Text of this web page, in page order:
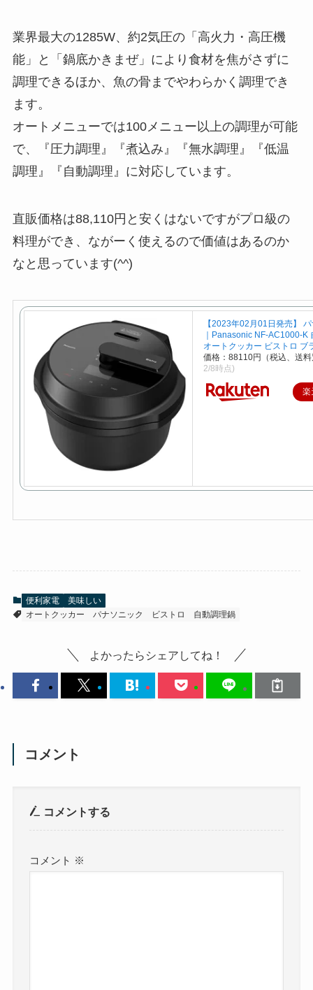
業界最大の1285W、約2気圧の「高火力・高圧機
能」と「鍋底かきまぜ」により食材を焦がさずに
調理できるほか、魚の骨までやわらかく調理でき
ます。
オートメニューでは100メニュー以上の調理が可能
で、『圧力調理』『煮込み』『無水調理』『低温
調理』『自動調理』に対応しています。
直販価格は88,110円と安くはないですがプロ級の
料理ができ、ながーく使えるので価値はあるのか
なと思っています(^^)
【2023年02月01日発売】
｜Panasonic NF-AC1000-K
オートクッカー ビストロ ブ
価格：88110円（税込、送料
2/8時点)
楽
便利家電
美味しい
オートクッカー
パナソニック ビストロ 自動調理鍋
よかったらシェアしてね！
コメント
コメントする
コメント ※